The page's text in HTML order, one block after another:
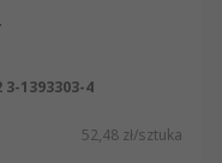
3-1393303-4
52,48 zł/sztuka